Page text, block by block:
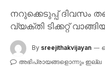
നറുക്കെടുപ്പ് ദിവസം
വ്യക്തി ടിക്കറ്റ്
By sreejithakvijayan
അഭിപ്രായങ്ങളൊന്നും ഇല്ല